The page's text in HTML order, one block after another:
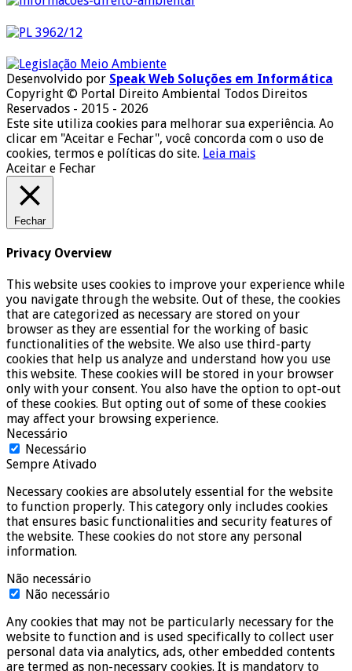
Desenvolvido por Speak Web Soluções em Informática
Copyright © Portal Direito Ambiental Todos Direitos
Reservados - 2015 - 2026
Este site utiliza cookies para melhorar sua experiência. Ao
clicar em "Aceitar e Fechar", você concorda com o uso de
cookies, termos e políticas do site. Leia mais
Aceitar e Fechar
Fechar
Privacy Overview
This website uses cookies to improve your experience while
you navigate through the website. Out of these, the cookies
that are categorized as necessary are stored on your
browser as they are essential for the working of basic
functionalities of the website. We also use third-party
cookies that help us analyze and understand how you use
this website. These cookies will be stored in your browser
only with your consent. You also have the option to opt-out
of these cookies. But opting out of some of these cookies
may affect your browsing experience.
Necessário
Necessário
Sempre Ativado
Necessary cookies are absolutely essential for the website
to function properly. This category only includes cookies
that ensures basic functionalities and security features of
the website. These cookies do not store any personal
information.
Não necessário
Não necessário
Any cookies that may not be particularly necessary for the
website to function and is used specifically to collect user
personal data via analytics, ads, other embedded contents
are termed as non-necessary cookies. It is mandatory to